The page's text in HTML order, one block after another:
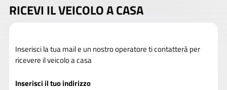
RICEVI IL VEICOLO A CASA
Inserisci la tua mail e un nostro operatore ti contatterà per
ricevere il veicolo a casa
Inserisci il tuo indirizzo